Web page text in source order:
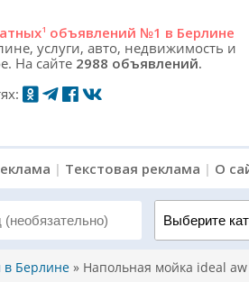
1 объявлений №1 в Берлине
услуги, авто, недвижимость и
На сайте 2988 объявлений.
| Текстовая реклама | О
Выберите
в Берлине » Напольная мойка ideal